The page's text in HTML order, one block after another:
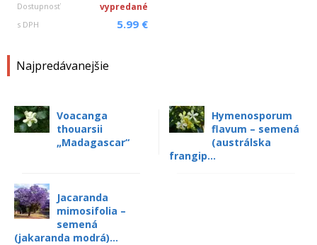
Dostupnosť vypredané
s DPH 5.99 €
Najpredávanejšie
Voacanga
thouarsii
„Madagascar“
Hymenosporum
flavum – semená
(austrálska
frangip...
Jacaranda
mimosifolia –
semená
(jakaranda modrá)...